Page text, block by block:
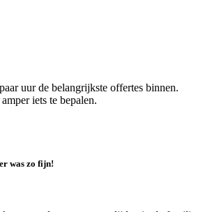
uur de belangrijkste offertes binnen.
iets te bepalen.
was zo fijn!